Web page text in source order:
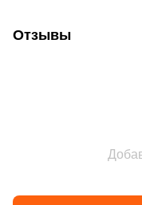
Отзывы